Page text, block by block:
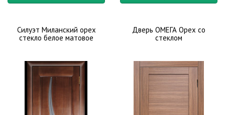
Силуэт Миланский орех
стекло белое матовое
Дверь ОМЕГА Орех со
стеклом